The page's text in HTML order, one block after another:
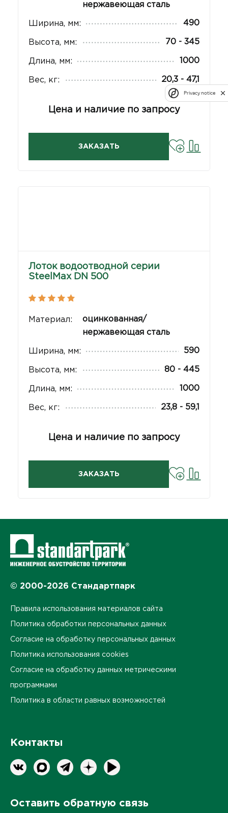
нержавеющая сталь
Ширина, мм: 490
Высота, мм: 70 - 345
Длина, мм: 1000
Вес, кг: 20,3 - 47,1
Цена и наличие по запросу
ЗАКАЗАТЬ
Лоток водоотводной серии
SteelMax DN 500
Материал:
оцинкованная/
нержавеющая сталь
Ширина, мм: 590
Высота, мм: 80 - 445
Длина, мм: 1000
Вес, кг: 23,8 - 59,1
Цена и наличие по запросу
ЗАКАЗАТЬ
© 2000-2026 Стандартпарк
Правила использования материалов сайта
Политика обработки персональных данных
Согласие на обработку персональных данных
Политика использования cookies
Согласие на обработку данных метрическими
программами
Политика в области равных возможностей
Контакты
Оставить обратную связь
Privacy notice